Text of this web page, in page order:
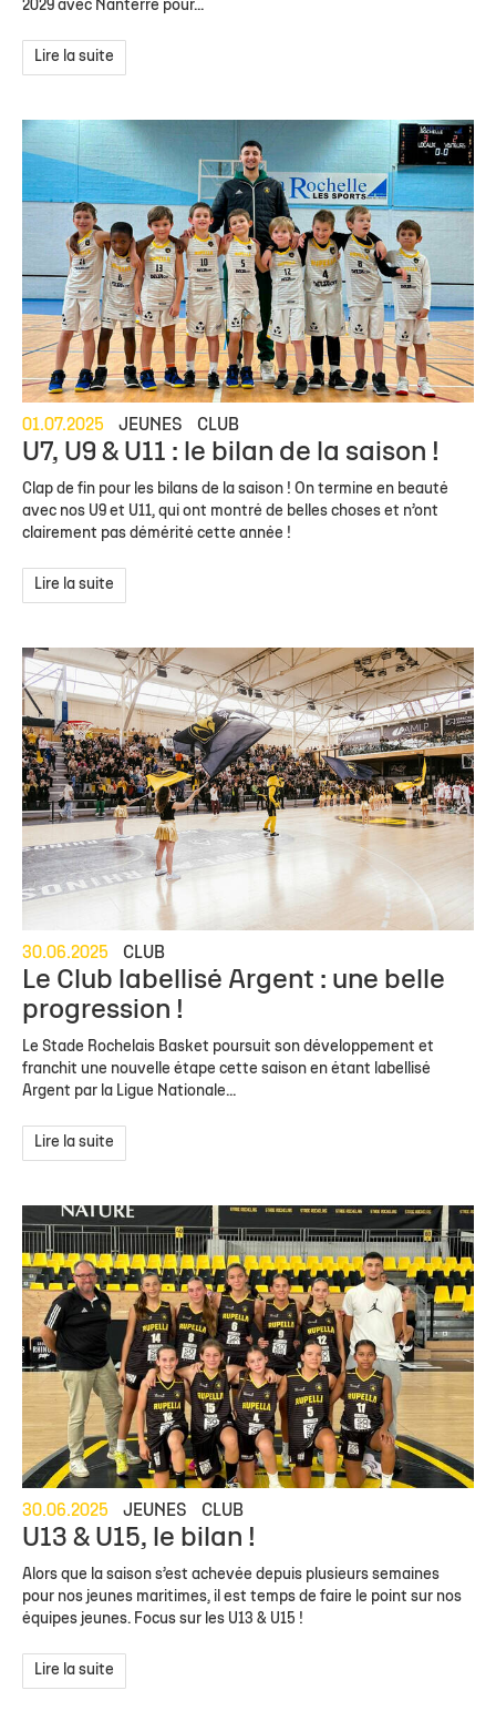
2029 avec Nanterre pour...
Lire la suite
01.07.2025 JEUNES CLUB
U7, U9 & U11 : le bilan de la saison !
Clap de fin pour les bilans de la saison ! On termine en beauté
avec nos U9 et U11, qui ont montré de belles choses et n’ont
clairement pas démérité cette année !
Lire la suite
30.06.2025 CLUB
Le Club labellisé Argent : une belle
progression !
Le Stade Rochelais Basket poursuit son développement et
franchit une nouvelle étape cette saison en étant labellisé
Argent par la Ligue Nationale...
Lire la suite
30.06.2025 JEUNES CLUB
U13 & U15, le bilan !
Alors que la saison s’est achevée depuis plusieurs semaines
pour nos jeunes maritimes, il est temps de faire le point sur nos
équipes jeunes. Focus sur les U13 & U15 !
Lire la suite